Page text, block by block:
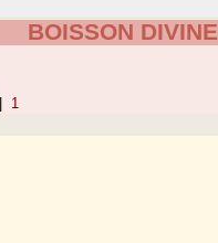
BOISSON DIVINE
1